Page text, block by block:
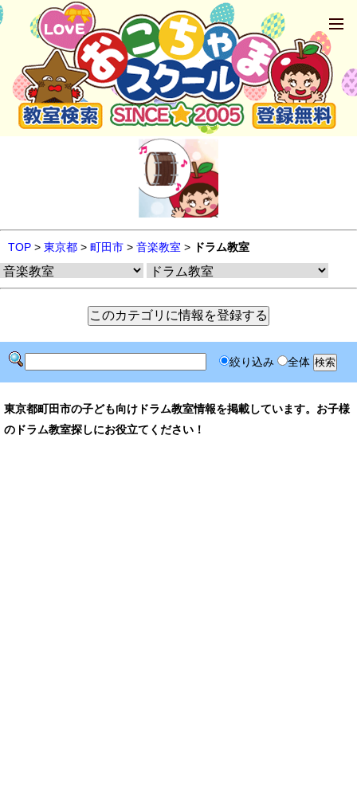
TOP > 東京都 > 町田市 > 音楽教室 > ドラム教室
絞り込み 全体
東京都町田市の子ども向けドラム教室情報を掲載しています。お子様
のドラム教室探しにお役立てください！